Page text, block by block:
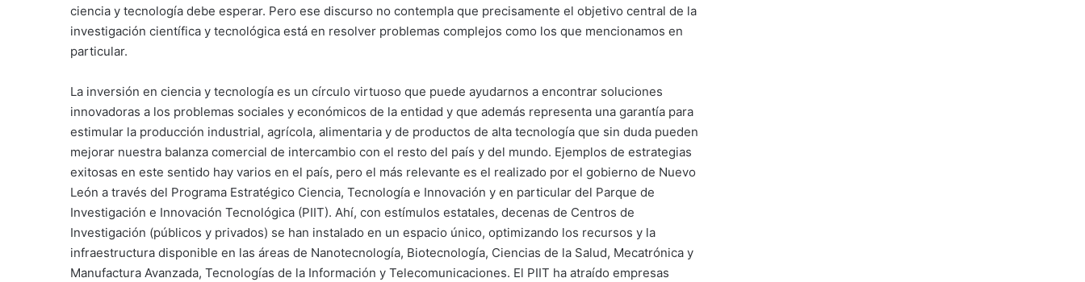
ciencia y tecnología debe esperar. Pero ese discurso no contempla que precisamente el objetivo central de la
investigación científica y tecnológica está en resolver problemas complejos como los que mencionamos en
particular.
La inversión en ciencia y tecnología es un círculo virtuoso que puede ayudarnos a encontrar soluciones
innovadoras a los problemas sociales y económicos de la entidad y que además representa una garantía para
estimular la producción industrial, agrícola, alimentaria y de productos de alta tecnología que sin duda pueden
mejorar nuestra balanza comercial de intercambio con el resto del país y del mundo. Ejemplos de estrategias
exitosas en este sentido hay varios en el país, pero el más relevante es el realizado por el gobierno de Nuevo
León a través del Programa Estratégico Ciencia, Tecnología e Innovación y en particular del Parque de
Investigación e Innovación Tecnológica (PIIT). Ahí, con estímulos estatales, decenas de Centros de
Investigación (públicos y privados) se han instalado en un espacio único, optimizando los recursos y la
infraestructura disponible en las áreas de Nanotecnología, Biotecnología, Ciencias de la Salud, Mecatrónica y
Manufactura Avanzada, Tecnologías de la Información y Telecomunicaciones. El PIIT ha atraído empresas